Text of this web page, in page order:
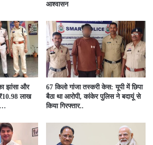
आश्वासन
झांसा और
लाख
67 किलो गांजा तस्करी केस: यूपी में छिपा
बैठा था आरोपी, कांकेर पुलिस ने बदायूं से
किया गिरफ्तार..